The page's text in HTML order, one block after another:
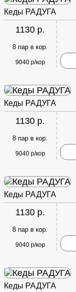
Кеды РАДУГА
1130 р.
8 пар в кор.
9040 р/кор
Кеды РАДУГА
1130 р.
8 пар в кор.
9040 р/кор
Кеды РАДУГА
1130 р.
8 пар в кор.
9040 р/кор
Кеды РАДУГА